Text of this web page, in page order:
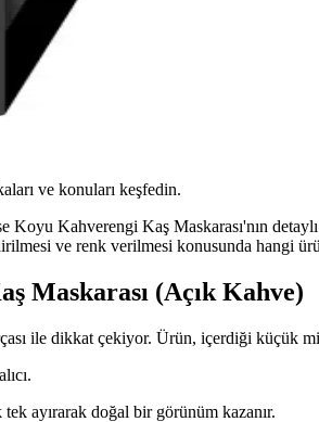
ve konuları keşfedin.
Kahverengi Kaş Maskarası'nın
ve renk verilmesi konusunda hangi
Maskarası (Açık Kahve)
ile dikkat çekiyor. Ürün, içerdiği küçük
tek ayırarak doğal bir görünüm kazanır.